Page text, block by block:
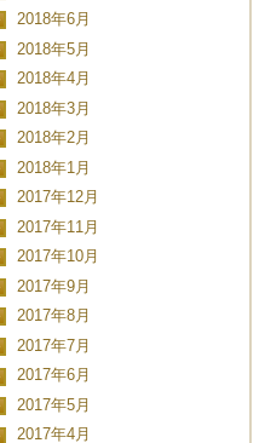
2018年6月
2018年5月
2018年4月
2018年3月
2018年2月
2018年1月
2017年12月
2017年11月
2017年10月
2017年9月
2017年8月
2017年7月
2017年6月
2017年5月
2017年4月